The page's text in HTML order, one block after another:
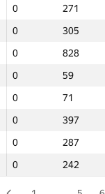
0
271
0
305
0
828
0
59
0
71
0
397
0
287
0 242
0
271
0
305
0
828
0
59
0
71
0
397
0
287
0 242